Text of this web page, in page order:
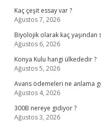
Kaç çeşit essay var ?
Ağustos 7, 2026
Biyolojik olarak kaç yaşından
Ağustos 6, 2026
Konya Kulu hangi ülkededir ?
Ağustos 5, 2026
Avans ödemeleri ne anlama
Ağustos 4, 2026
300B nereye gidiyor ?
Ağustos 3, 2026